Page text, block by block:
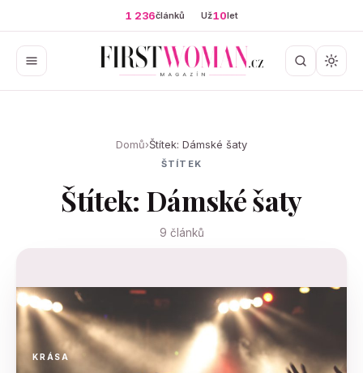
1 236článků Už10let
Domů›Štítek: Dámské šaty
ŠTÍTEK
Štítek: Dámské šaty
9 článků
KRÁSA